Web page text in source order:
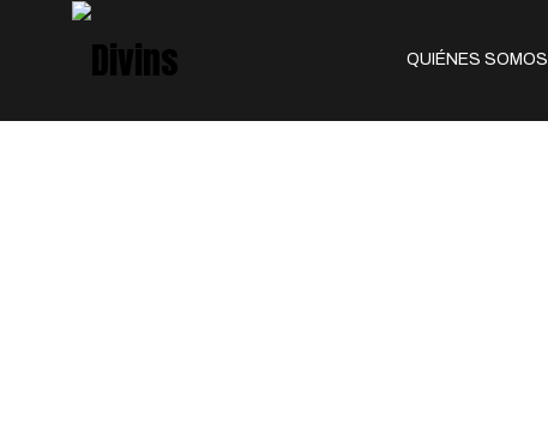
QUIÉNES SOMOS